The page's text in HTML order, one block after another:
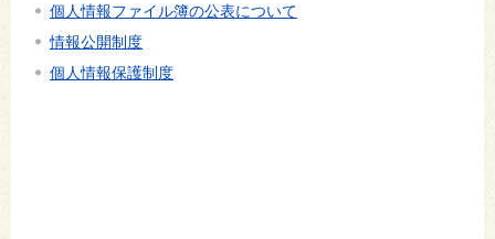
個人情報ファイル簿の公表について
情報公開制度
個人情報保護制度